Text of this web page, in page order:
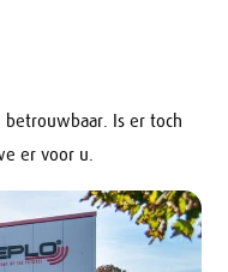
Is er toch
er voor u.